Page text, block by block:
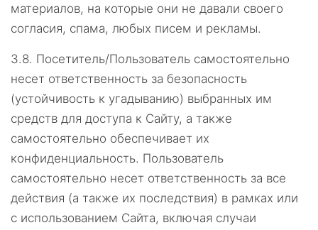
материалов, на которые они не давали своего
согласия, спама, любых писем и рекламы.
3.8. Посетитель/Пользователь самостоятельно
несет ответственность за безопасность
(устойчивость к угадыванию) выбранных им
средств для доступа к Сайту, а также
самостоятельно обеспечивает их
конфиденциальность. Пользователь
самостоятельно несет ответственность за все
действия (а также их последствия) в рамках или
с использованием Сайта, включая случаи